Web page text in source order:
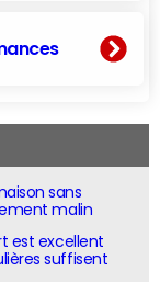
sans
malin
est excellent
suffisent